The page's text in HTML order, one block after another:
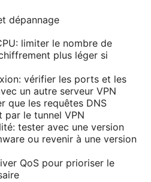
dépannage
limiter le nombre de
plus léger si
vérifier les ports et les
un autre serveur VPN
que les requêtes DNS
par le tunnel VPN
tester avec une version
ou revenir à une version
QoS pour prioriser le